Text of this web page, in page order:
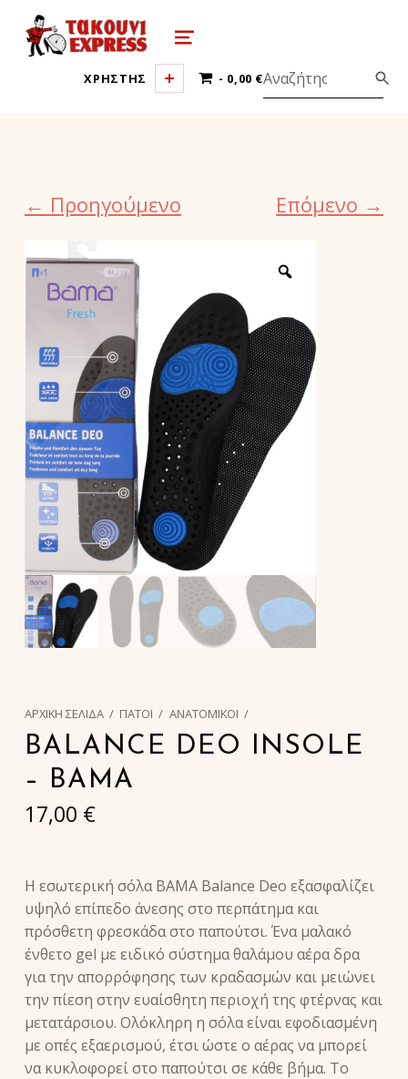
τακούνι εξπρές αθήνα-takoyni
MENU
ΧΡΗΣΤΗΣ
0 ΠΡΟΪΌΝΤΑ
0,00 €
← Προηγούμενο Επόμενο →
ΑΡΧΙΚΉ ΣΕΛΊΔΑ / ΠΑΤΟΙ / ΑΝΑΤΟΜΙΚΟΙ /
BALANCE DEO INSOLE
– BAMA
17,00 €
Η εσωτερική σόλα BAMA Balance Deo εξασφαλίζει
υψηλό επίπεδο άνεσης στο περπάτημα και
πρόσθετη φρεσκάδα στο παπούτσι. Ένα μαλακό
ένθετο gel με ειδικό σύστημα θαλάμου αέρα δρα
για την απορρόφησης των κραδασμών και μειώνει
την πίεση στην ευαίσθητη περιοχή της φτέρνας και
μετατάρσιου. Ολόκληρη η σόλα είναι εφοδιασμένη
με οπές εξαερισμού, έτσι ώστε ο αέρας να μπορεί
να κυκλοφορεί στο παπούτσι σε κάθε βήμα. Το